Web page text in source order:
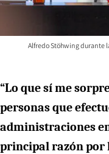
Alfredo Stöhwing durante
“Lo que sí me
personas que
administraciones
principal razón por